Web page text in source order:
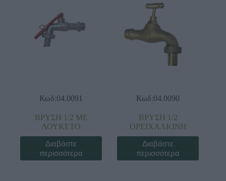
Κωδ:04.0091
ΒΡΥΣΗ 1/2 ΜΕ
ΛΟΥΚΕΤΟ
Διαβάστε
περισσότερα
Κωδ:04.0090
ΒΡΥΣΗ 1/2
ΟΡΕΙΧΑΛΚΙΝΗ
Διαβάστε
περισσότερα